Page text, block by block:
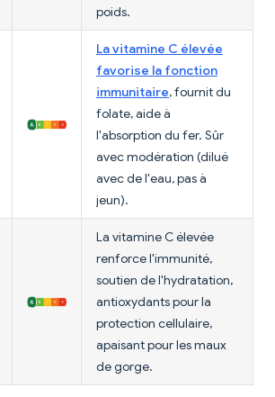
poids.
La vitamine C élevée
favorise la fonction
immunitaire, fournit du
folate, aide à
l'absorption du fer. Sûr
avec modération (dilué
avec de l'eau, pas à
jeun).
La vitamine C élevée
renforce l'immunité,
soutien de l'hydratation,
antioxydants pour la
protection cellulaire,
apaisant pour les maux
de gorge.